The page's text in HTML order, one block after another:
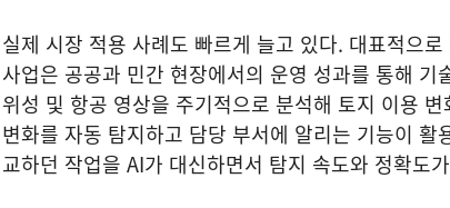
실제 시장 적용 사례도 빠르게 늘고 있다. 대표적으
사업은 공공과 민간 현장에서의 운영 성과를 통해
위성 및 항공 영상을 주기적으로 분석해 토지 이용
변화를 자동 탐지하고 담당 부서에 알리는 기능이
교하던 작업을 AI가 대신하면서 탐지 속도와 정확도